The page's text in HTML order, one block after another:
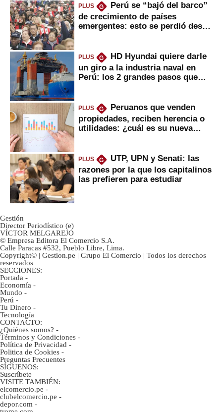
PLUS G
Perú se “bajó del barco”
de crecimiento de países
emergentes: esto se perdió desde
PLUS G
HD Hyundai quiere darle
un giro a la industria naval en
Perú: los 2 grandes pasos que
PLUS G
Peruanos que venden
propiedades, reciben herencia o
utilidades: ¿cuál es su nueva
PLUS G
UTP, UPN y Senati: las
razones por la que los capitalinos
las prefieren para estudiar
Gestión
Director Periodístico (e)
VÍCTOR MELGAREJO
© Empresa Editora El Comercio S.A.
Calle Paracas #532, Pueblo Libre, Lima.
Copyright© | Gestion.pe | Grupo El Comercio | Todos los derechos
reservados
SECCIONES:
Portada -
Economía -
Mundo -
Perú -
Tu Dinero -
Tecnología
CONTACTO:
¿Quiénes somos? -
Términos y Condiciones -
Política de Privacidad -
Politica de Cookies -
Preguntas Frecuentes
SÍGUENOS:
Suscríbete
VISITE TAMBIÉN:
elcomercio.pe -
clubelcomercio.pe -
depor.com -